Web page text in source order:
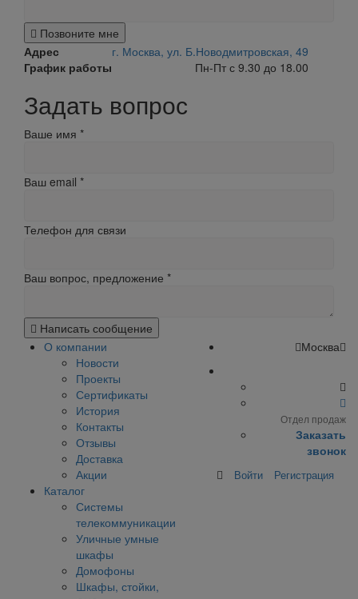
Позвоните мне
Адрес
г. Москва, ул. Б.Новодмитровская, 49
График работы
Пн-Пт с 9.30 до 18.00
Задать вопрос
Ваше имя *
Ваш email *
Телефон для связи
Ваш вопрос, предложение *
Написать сообщение
О компании
Новости
Проекты
Сертификаты
История
Контакты
Отзывы
Доставка
Акции
Каталог
Системы
телекоммуникации
Уличные умные
шкафы
Домофоны
Шкафы, стойки,
Москва
Отдел продаж
Заказать
звонок
Войти Регистрация